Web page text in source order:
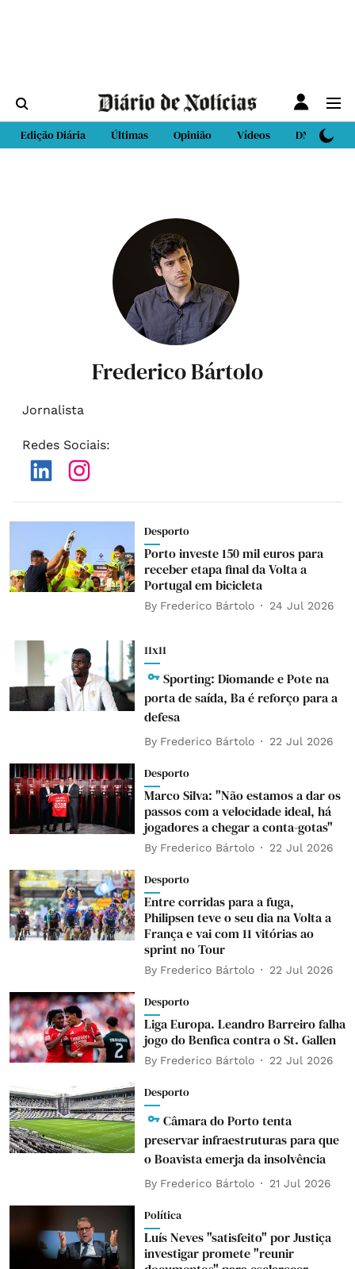
Edição Diária Últimas Opinião Vídeos DN Sport
Frederico Bártolo
Jornalista
Redes Sociais:
Desporto
Porto investe 150 mil euros para
receber etapa final da Volta a
Portugal em bicicleta
By Frederico Bártolo 24 Jul 2026
11x11
Sporting: Diomande e Pote na
porta de saída, Ba é reforço para a
defesa
By Frederico Bártolo 22 Jul 2026
Desporto
Marco Silva: "Não estamos a dar os
passos com a velocidade ideal, há
jogadores a chegar a conta-gotas"
By Frederico Bártolo 22 Jul 2026
Desporto
Entre corridas para a fuga,
Philipsen teve o seu dia na Volta a
França e vai com 11 vitórias ao
sprint no Tour
By Frederico Bártolo 22 Jul 2026
Desporto
Liga Europa. Leandro Barreiro falha
jogo do Benfica contra o St. Gallen
By Frederico Bártolo 22 Jul 2026
Desporto
Câmara do Porto tenta
preservar infraestruturas para que
o Boavista emerja da insolvência
By Frederico Bártolo 21 Jul 2026
Política
Luís Neves "satisfeito" por Justiça
investigar promete "reunir